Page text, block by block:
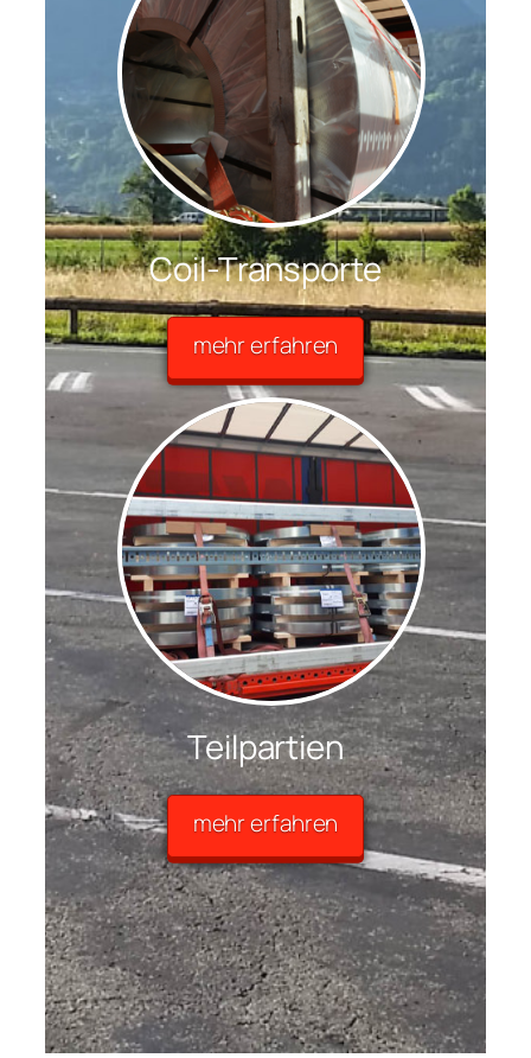
Coil-Transporte
mehr erfahren
Teilpartien
mehr erfahren